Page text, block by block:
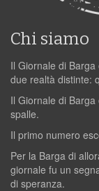
Chi siamo
Il Giornale di
due realtà distinte:
Il Giornale di
spalle.
Il primo numero
Per la Barga di
giornale fu un
di speranza.